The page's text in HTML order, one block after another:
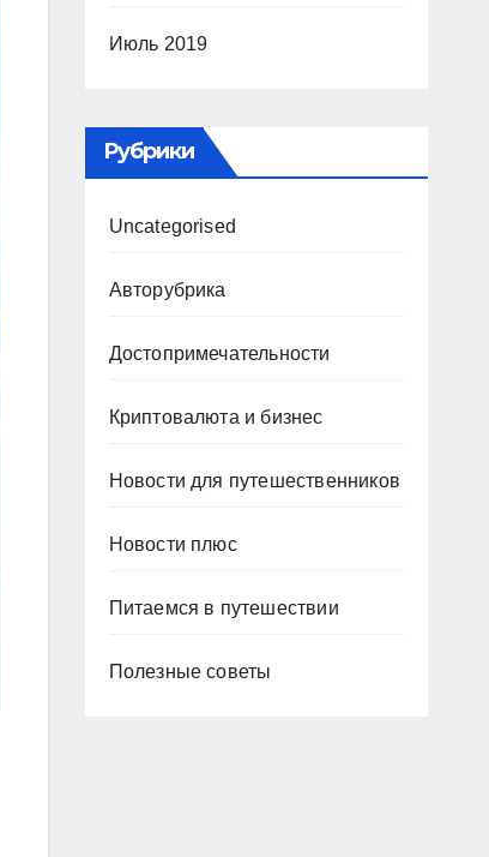
Июль 2019
Рубрики
Uncategorised
Авторубрика
Достопримечательности
Криптовалюта и бизнес
Новости для путешественников
Новости плюс
Питаемся в путешествии
Полезные советы